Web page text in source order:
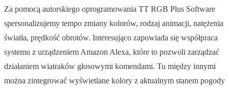
Za pomocą autorskiego oprogramowania TT RGB Plus Software
spersonalizujemy tempo zmiany kolorów, rodzaj animacji, natężenia
światła, prędkość obrotów. Interesująco zapowiada się współpraca
systemu z urządzeniem Amazon Alexa, które to pozwoli zarządzać
działaniem wiatraków głosowymi komendami. Tu między innymi
można zintegrować wyświetlane kolory z aktualnym stanem pogody